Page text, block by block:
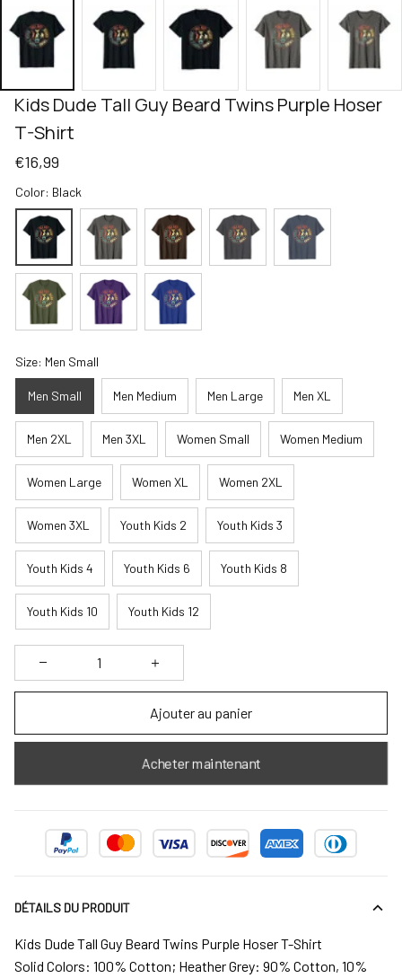
Kids Dude Tall Guy Beard Twins Purple Hoser
T-Shirt
€16,99
Color: Black
Size: Men Small
Men Small Men Medium Men Large Men XL
Men 2XL Men 3XL Women Small Women Medium
Women Large Women XL Women 2XL
Women 3XL Youth Kids 2 Youth Kids 3
Youth Kids 4 Youth Kids 6 Youth Kids 8
Youth Kids 10 Youth Kids 12
Ajouter au panier
Acheter maintenant
DÉTAILS DU PRODUIT
Kids Dude Tall Guy Beard Twins Purple Hoser T-Shirt
Solid Colors: 100% Cotton; Heather Grey: 90% Cotton, 10%